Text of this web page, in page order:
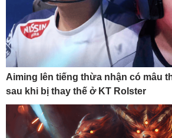
Aiming lên tiếng thừa nhận có mâu
sau khi bị thay thế ở KT Rolster